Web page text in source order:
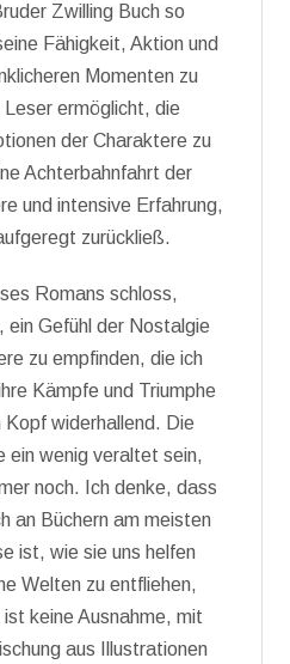
Zwilling Buch so
Fähigkeit, Aktion und
Momenten zu
ermöglicht, die
der Charaktere zu
Achterbahnfahrt der
und intensive Erfahrung,
zurückließ.
Romans schloss,
ein Gefühl der Nostalgie
zu empfinden, die ich
Kämpfe und Triumphe
Kopf widerhallend. Die
ein wenig veraltet sein,
noch. Ich denke, dass
an Büchern am meisten
ist, wie sie uns helfen
Welten zu entfliehen,
keine Ausnahme, mit
aus Illustrationen